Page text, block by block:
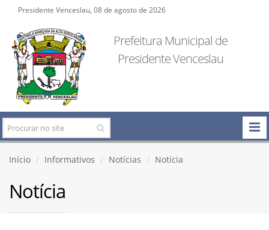
Presidente Venceslau, 08 de agosto de 2026
Prefeitura Municipal de
Presidente Venceslau
Início Informativos Notícias Notícia
Notícia